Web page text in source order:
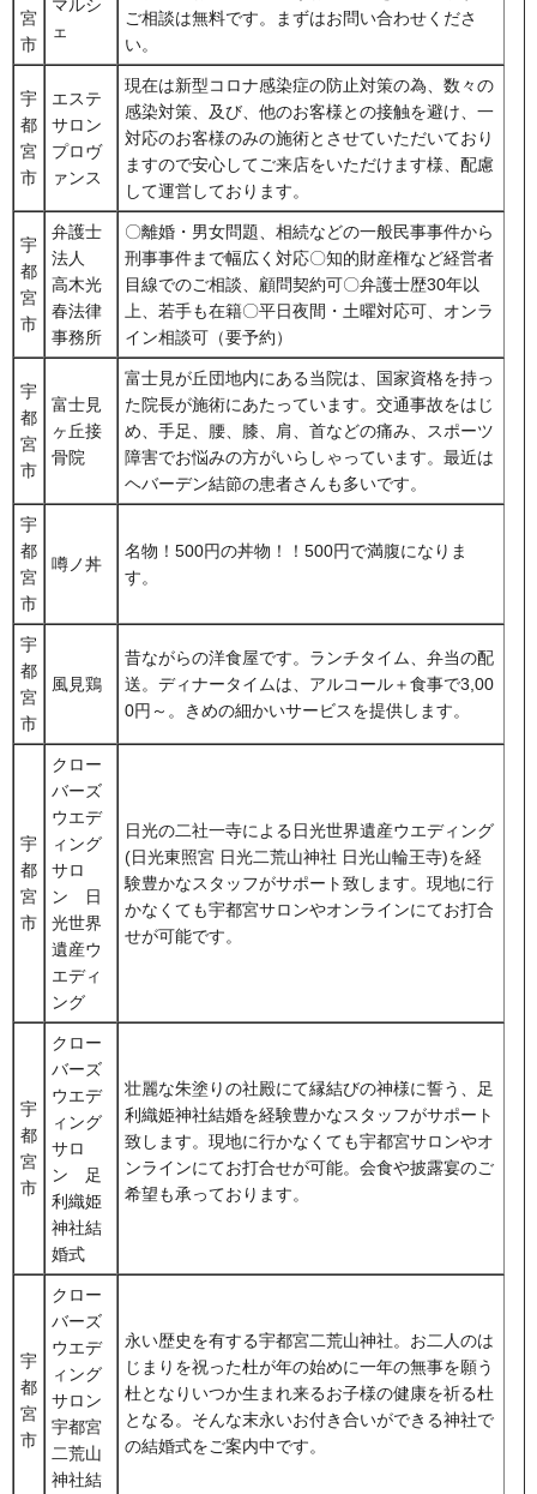
宮
市
マルシ
ェ
ご相談は無料です。まずはお問い合わせくださ
い。
宇
都
宮
市
エステ
サロン
プロヴ
ァンス
現在は新型コロナ感染症の防止対策の為、数々の
感染対策、及び、他のお客様との接触を避け、一
対応のお客様のみの施術とさせていただいており
ますので安心してご来店をいただけます様、配慮
して運営しております。
宇
都
宮
市
弁護士
法人
高木光
春法律
事務所
〇離婚・男女問題、相続などの一般民事事件から
刑事事件まで幅広く対応〇知的財産権など経営者
目線でのご相談、顧問契約可〇弁護士歴30年以
上、若手も在籍〇平日夜間・土曜対応可、オンラ
イン相談可（要予約）
宇
都
宮
市
富士見
ヶ丘接
骨院
富士見が丘団地内にある当院は、国家資格を持っ
た院長が施術にあたっています。交通事故をはじ
め、手足、腰、膝、肩、首などの痛み、スポーツ
障害でお悩みの方がいらしゃっています。最近は
ヘバーデン結節の患者さんも多いです。
宇
都
宮
市
噂ノ丼
名物！500円の丼物！！500円で満腹になりま
す。
宇
都
宮
市
風見鶏
昔ながらの洋食屋です。ランチタイム、弁当の配
送。ディナータイムは、アルコール＋食事で3,00
0円～。きめの細かいサービスを提供します。
宇
都
宮
市
クロー
バーズ
ウエデ
ィング
サロ
ン 日
光世界
遺産ウ
エディ
ング
日光の二社一寺による日光世界遺産ウエディング
(日光東照宮 日光二荒山神社 日光山輪王寺)を経
験豊かなスタッフがサポート致します。現地に行
かなくても宇都宮サロンやオンラインにてお打合
せが可能です。
宇
都
宮
市
クロー
バーズ
ウエデ
ィング
サロ
ン 足
利織姫
神社結
婚式
壮麗な朱塗りの社殿にて縁結びの神様に誓う、足
利織姫神社結婚を経験豊かなスタッフがサポート
致します。現地に行かなくても宇都宮サロンやオ
ンラインにてお打合せが可能。会食や披露宴のご
希望も承っております。
宇
都
宮
市
クロー
バーズ
ウエデ
ィング
サロン
宇都宮
二荒山
神社結
永い歴史を有する宇都宮二荒山神社。お二人のは
じまりを祝った杜が年の始めに一年の無事を願う
杜となりいつか生まれ来るお子様の健康を祈る杜
となる。そんな末永いお付き合いができる神社で
の結婚式をご案内中です。